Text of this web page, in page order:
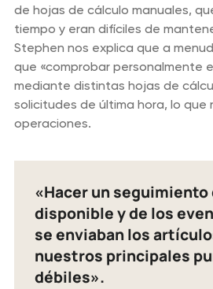
de hojas de cálculo manuales,
tiempo y eran difíciles de
Stephen nos explica que a
que «comprobar personalmente
mediante distintas hojas de
solicitudes de última hora, lo que
operaciones.
«Hacer un
disponible y de los
se enviaban los
nuestros principales
débiles».